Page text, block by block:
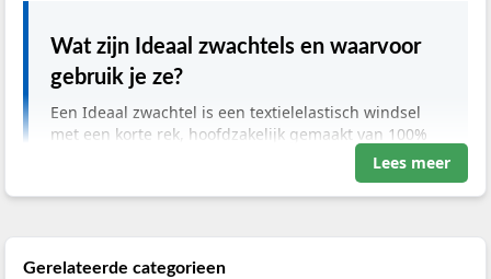
Gerelateerde categorieen
Wat zijn Ideaal zwachtels en waarvoor
gebruik je ze?
Een Ideaal zwachtel is een textielelastisch windsel
met een korte rek, hoofdzakelijk gemaakt van 100%
katoen. Het wordt door zorgprofessionals ingezet
voor krachtige compressie bij oedemen en veneuze
insufficiëntie, en als steunverband bij verstuikingen.
uitermate geschikt voor mobiele patiënten.
Lees meer